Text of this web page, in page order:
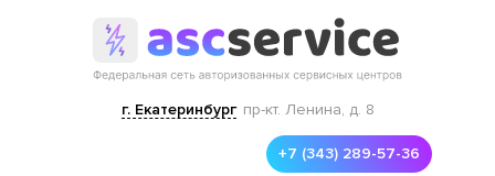
г. Екатеринбург пр-кт. Ленина, д. 8
+7 (343) 289-57-36